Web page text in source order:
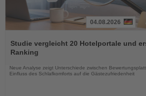
Sie
die
Nachrichten
04.08.2026
Studie vergleicht 20 Hotelportale und
Ranking
Neue Analyse zeigt Unterschiede zwischen
Einfluss des Schlafkomforts auf die Gästezufriedenheit